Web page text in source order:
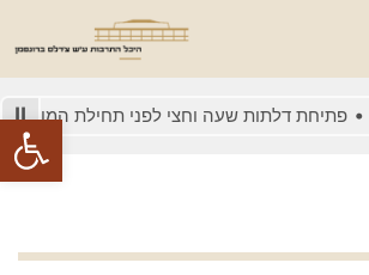
פתחפתיחת דלתות שעה וחצי לפני תחילת המופע